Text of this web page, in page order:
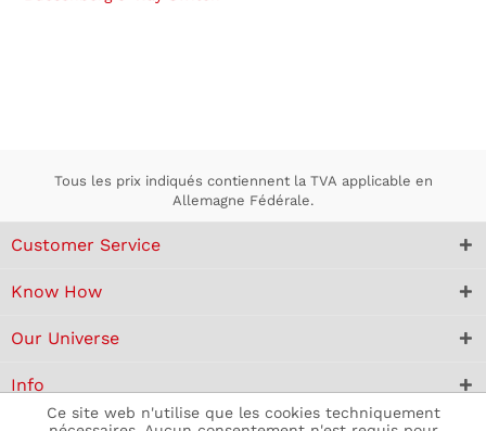
Tous les prix indiqués contiennent la TVA applicable en
Allemagne Fédérale.
Customer Service
Know How
Our Universe
Info
Ce site web n'utilise que les cookies techniquement